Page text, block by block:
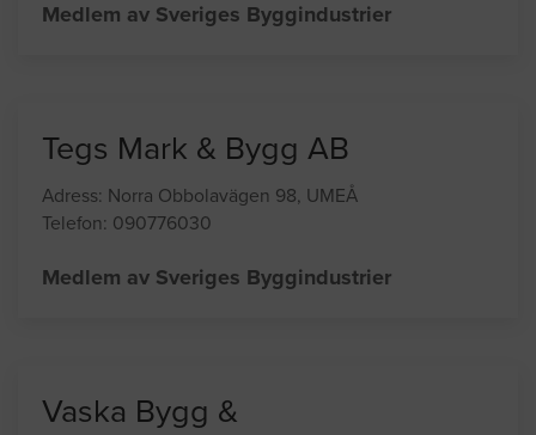
Medlem av Sveriges Byggindustrier
Tegs Mark & Bygg AB
Adress: Norra Obbolavägen 98, UMEÅ
Telefon: 090776030
Medlem av Sveriges Byggindustrier
Vaska Bygg &